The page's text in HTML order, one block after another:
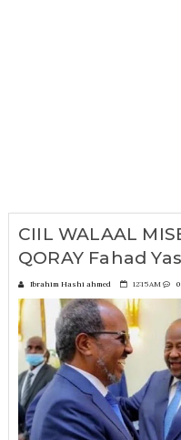
CIIL WALAAL
QORAY Fahad
Ibrahim Hashi ahmed 12:15 AM 0